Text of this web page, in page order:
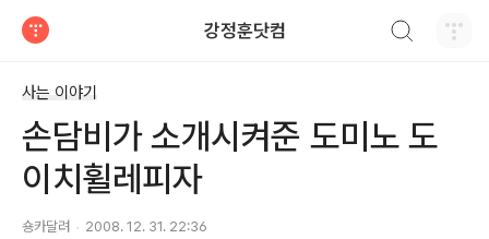
강정훈닷컴
사는 이야기
손담비가 소개시켜준 도미노 도
이치휠레피자
숑카달려 2008. 12. 31. 22:36